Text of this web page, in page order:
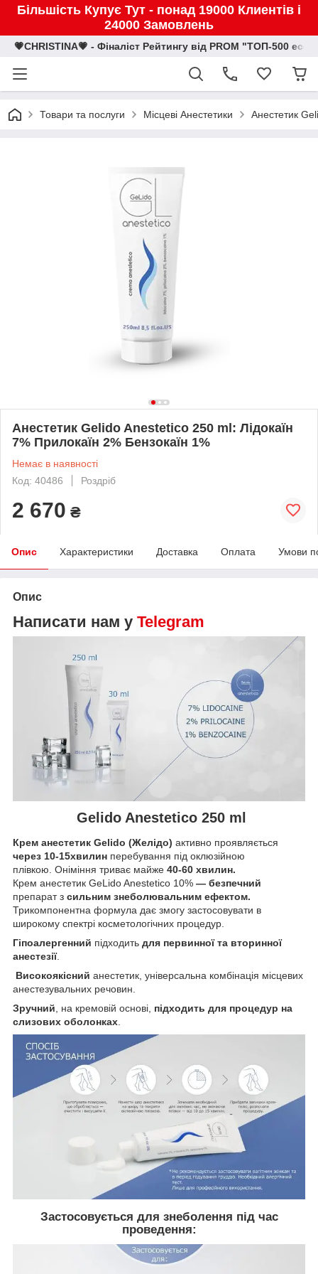
Більшість Купує Тут - понад 19000 Клиентів і
24000 Замовлень
💗CHRISTINA💗 - Фіналіст Рейтингу від PROM "ТОП-500
Товари та послуги Місцеві Анестетики Анестетик
Анестетик Gelido Anestetico 250 ml: Лідокаїн
7% Прилокаїн 2% Бензокаїн 1%
Немає в наявності
Код: 40486
Роздріб
2 670 ₴
Опис Характеристики Доставка Оплата Умови
Опис
Написати нам у Telegram
Gelido Anestetico 250 ml
Крем анестетик Gelido (Желідо) активно проявляється
через 10-15хвилин перебування під оклюзійною
плівкою. Оніміння триває майже 40-60 хвилин.
Крем анестетик GeLido Anestetico 10% — безпечний
препарат з сильним знеболювальним ефектом.
Трикомпонентна формула дає змогу застосовувати в
широкому спектрі косметологічних процедур.
Гіпоалергенний підходить для первинної та вторинної
анестезії.
Високоякісний анестетик, універсальна комбінація місцевих
анестезувальних речовин.
Зручний, на кремовій основі, підходить для процедур на
слизових оболонках.
Застосовується для знеболення під час
проведення: